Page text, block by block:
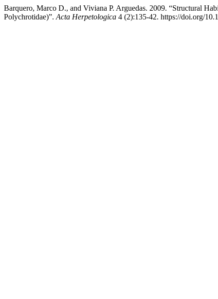
Barquero, Marco D., and Viviana P. Arguedas. 2009. “Structural
Polychrotidae)”. Acta Herpetologica 4 (2):135-42. https://doi.org/